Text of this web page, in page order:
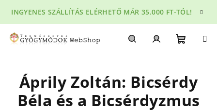
fő
tartalomhoz
INGYENES SZÁLLÍTÁS ELÉRHETŐ MÁR 35.000 FT-TÓL!
Áprily Zoltán: Bicsérdy
Béla és a Bicsérdyzmus